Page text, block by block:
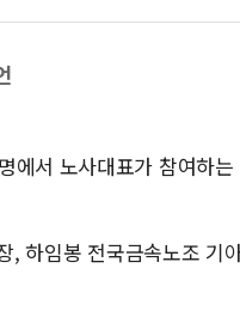
[AI 부동산 투데
후티 반군, 예멘
42.5도 역대
포스코홀딩스,
서 노사대표가 참여하
, 하임봉 전국금속노조 기